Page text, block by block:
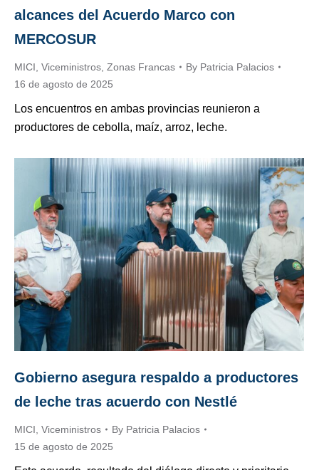
alcances del Acuerdo Marco con
MERCOSUR
MICI Viceministros Zonas Francas By Patricia Palacios
16 de agosto de 2025
Los encuentros en ambas provincias reunieron a
productores de cebolla, maíz, arroz, leche.
Gobierno asegura respaldo a productores
de leche tras acuerdo con Nestlé
MICI Viceministros By Patricia Palacios
15 de agosto de 2025